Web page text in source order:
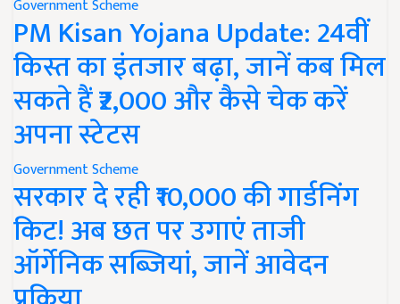
Government Scheme
PM Kisan Yojana Update: 24वीं
किस्त का इंतजार बढ़ा, जानें कब मिल
सकते हैं ₹2,000 और कैसे चेक करें
अपना स्टेटस
Government Scheme
सरकार दे रही ₹10,000 की गार्डनिंग
किट! अब छत पर उगाएं ताजी
ऑर्गेनिक सब्जियां, जानें आवेदन